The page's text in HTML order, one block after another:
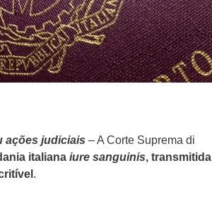
ações judiciais – A Corte Suprema di
italiana iure sanguinis, transmitida
.